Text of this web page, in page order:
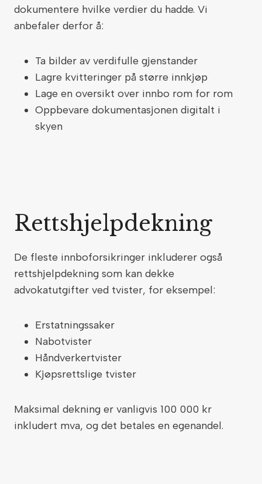
dokumentere hvilke verdier du hadde. Vi
anbefaler derfor å:
Ta bilder av verdifulle gjenstander
Lagre kvitteringer på større innkjøp
Lage en oversikt over innbo rom for rom
Oppbevare dokumentasjonen digitalt i
skyen
Rettshjelpdekning
De fleste innboforsikringer inkluderer også
rettshjelpdekning som kan dekke
advokatutgifter ved tvister, for eksempel:
Erstatningssaker
Nabotvister
Håndverkertvister
Kjøpsrettslige tvister
Maksimal dekning er vanligvis 100 000 kr
inkludert mva, og det betales en egenandel.